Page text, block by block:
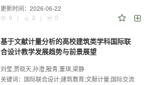
更新时间： 2026-06-22
9
| 2 | 0
基于文献计量分析的高校建筑类学科国际联
合设计教学发展趋势与前景展望
刘莹,贾晓天,孙澄,殷青,董琪,梁静
关键词： 国际联合设计;建筑教育;文献计量;国际交流